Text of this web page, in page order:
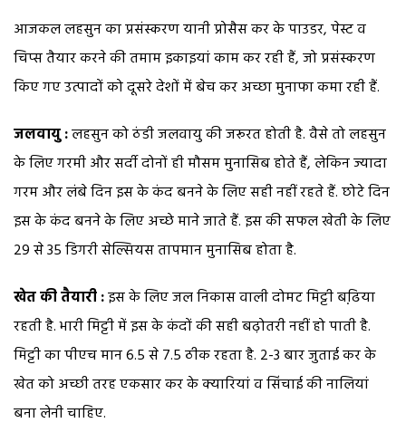
आजकल लहसुन का प्रसंस्करण यानी प्रोसैस कर के पाउडर, पेस्ट व
चिप्स तैयार करने की तमाम इकाइयां काम कर रही हैं, जो प्रसंस्करण
किए गए उत्पादों को दूसरे देशों में बेच कर अच्छा मुनाफा कमा रही हैं.
जलवायु :लहसुन को ठंडी जलवायु की जरूरत होती है. वैसे तो लहसुन
के लिए गरमी और सर्दी दोनों ही मौसम मुनासिब होते हैं, लेकिन ज्यादा
गरम और लंबे दिन इस के कंद बनने के लिए सही नहीं रहते हैं. छोटे दिन
इस के कंद बनने के लिए अच्छे माने जाते हैं. इस की सफल खेती के लिए
29 से 35 डिगरी सेल्सियस तापमान मुनासिब होता है.
खेत की तैयारी :इस के लिए जल निकास वाली दोमट मिट्टी बढि़या
रहती है. भारी मिट्टी में इस के कंदों की सही बढ़ोतरी नहीं हो पाती है.
मिट्टी का पीएच मान 6.5 से 7.5 ठीक रहता है. 2-3 बार जुताई कर के
खेत को अच्छी तरह एकसार कर के क्यारियां व सिंचाई की नालियां
बना लेनी चाहिए.